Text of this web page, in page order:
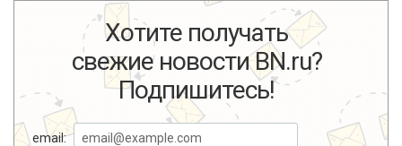
Хотите получать
свежие новости BN.ru?
Подпишитесь!
email: